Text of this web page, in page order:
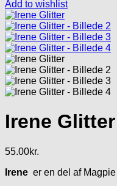
Add to wishlist
Irene Glitter
55.00kr.
Irene er en del af